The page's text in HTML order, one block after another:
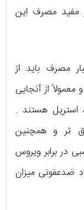
مصرف این
مصرف باید از
معمولاً از آنجایی
استریل هستند .
تر و همچنین
در برابر ویروس
ضدعفونی میزان